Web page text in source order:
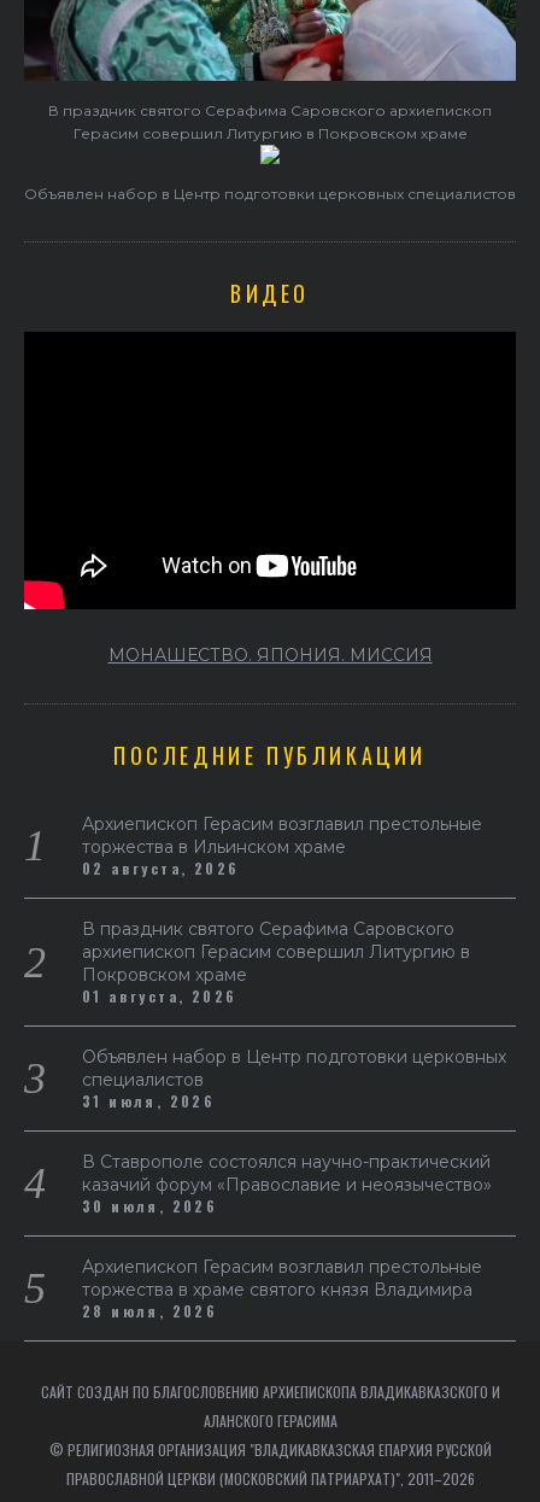
В праздник святого Серафима Саровского архиепископ
Герасим совершил Литургию в Покровском храме
Объявлен набор в Центр подготовки церковных специалистов
ВИДЕО
МОНАШЕСТВО. ЯПОНИЯ. МИССИЯ
ПОСЛЕДНИЕ ПУБЛИКАЦИИ
Архиепископ Герасим возглавил престольные
торжества в Ильинском храме
02 августа, 2026
В праздник святого Серафима Саровского
архиепископ Герасим совершил Литургию в
Покровском храме
01 августа, 2026
Объявлен набор в Центр подготовки церковных
специалистов
31 июля, 2026
В Ставрополе состоялся научно-практический
казачий форум «Православие и неоязычество»
30 июля, 2026
Архиепископ Герасим возглавил престольные
торжества в храме святого князя Владимира
28 июля, 2026
САЙТ СОЗДАН ПО БЛАГОСЛОВЕНИЮ АРХИЕПИСКОПА ВЛАДИКАВКАЗСКОГО И
АЛАНСКОГО ГЕРАСИМА
© РЕЛИГИОЗНАЯ ОРГАНИЗАЦИЯ "ВЛАДИКАВКАЗСКАЯ ЕПАРХИЯ РУССКОЙ
ПРАВОСЛАВНОЙ ЦЕРКВИ (МОСКОВСКИЙ ПАТРИАРХАТ)", 2011–2026